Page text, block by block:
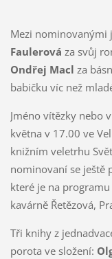
Mezi nominovanými
Faulerová za svůj
Ondřej Macl za
babičku víc než
Jméno vítězky nebo
května v 17.00 ve
knižním veletrhu
nominovaní se ještě
které je na
kavárně Řetězová,
Tři knihy z
porota ve složení: